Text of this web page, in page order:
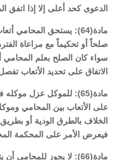
الدعوى كحد أعلى إلا إذا
مادة(64): يستحق المحامي
صلحاً أو تحكيماً مع مراعاة
سواء كان الصلح بعلم المحامي
الاتفاق على تحديد الأتعاب
مادة(65): للموكل عزل
على الأتعاب بين المحامي
الخلاف بالطرق الودية أو
فيعرض الأمر على المحكمة
مادة(66): لا يجوز